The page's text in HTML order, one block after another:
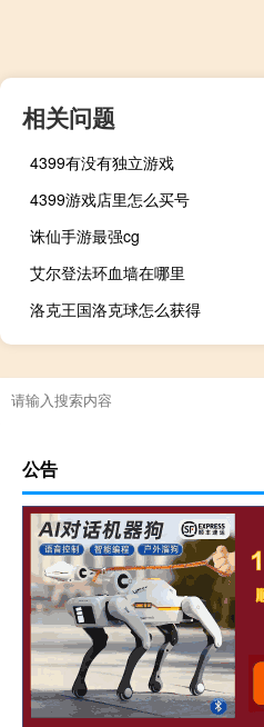
相关问题
4399有没有独立游戏
4399游戏店里怎么买号
诛仙手游最强cg
艾尔登法环血墙在哪里
洛克王国洛克球怎么获得
公告